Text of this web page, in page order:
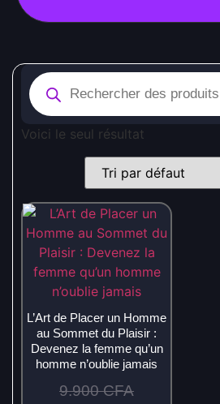
Voici le seul résultat
L’Art de Placer un Homme
au Sommet du Plaisir :
Devenez la femme qu’un
homme n’oublie jamais
9.900CFA